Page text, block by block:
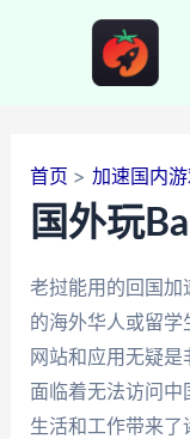
首页 加速国内
国外玩
老挝能用的回国
的海外华人或留
网站和应用无疑
面临着无法访问
生活和工作带来了